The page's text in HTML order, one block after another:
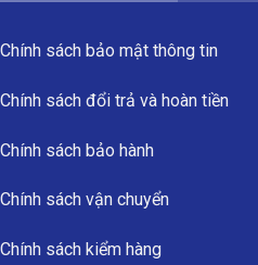
Chính sách bảo mật thông tin
Chính sách đổi trả và hoàn tiền
Chính sách bảo hành
Chính sách vận chuyển
Chính sách kiểm hàng